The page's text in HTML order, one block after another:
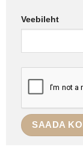
Veebileht